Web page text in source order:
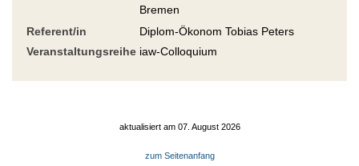
Bremen
Referent/in
Diplom-Ökonom Tobias Peters
Veranstaltungsreihe iaw-Colloquium
aktualisiert am 07. August 2026
zum Seitenanfang